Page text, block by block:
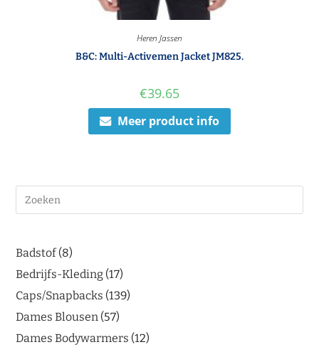
Heren Jassen
B&C: Multi-Activemen Jacket JM825.
€39.65
Meer product info
Badstof 8
Bedrijfs-Kleding 17
Caps/Snapbacks 139
Dames Blousen 57
Dames Bodywarmers 12